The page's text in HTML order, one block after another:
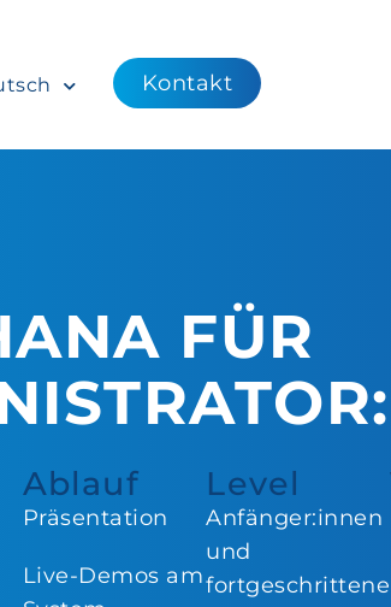
Kontakt
FÜR
Ablauf
Präsentation
Live-Demos am
Level
Anfänger:innen
und
fortgeschrittene